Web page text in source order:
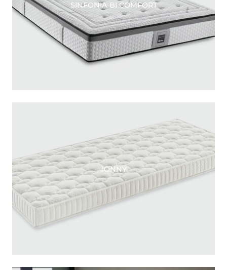
SINFONIA BI COMFORT
JONNY